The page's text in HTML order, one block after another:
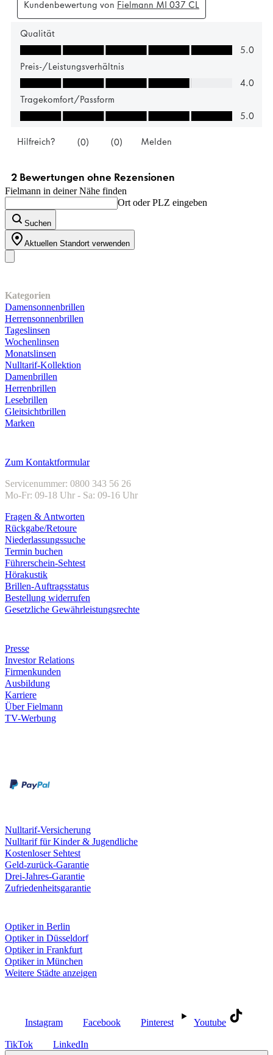
Fielmann in deiner Nähe finden
Ort oder PLZ eingeben
Suchen
Aktuellen Standort verwenden
Kategorien
Damensonnenbrillen
Herrensonnenbrillen
Tageslinsen
Wochenlinsen
Monatslinsen
Nulltarif-Kollektion
Damenbrillen
Herrenbrillen
Lesebrillen
Gleitsichtbrillen
Marken
Zum Kontaktformular
Servicenummer: 0800 343 56 26
Mo-Fr: 09-18 Uhr - Sa: 09-16 Uhr
Fragen & Antworten
Rückgabe/Retoure
Niederlassungssuche
Termin buchen
Führerschein-Sehtest
Hörakustik
Brillen-Auftragsstatus
Bestellung widerrufen
Gesetzliche Gewährleistungsrechte
Presse
Investor Relations
Firmenkunden
Ausbildung
Karriere
Über Fielmann
TV-Werbung
Nulltarif-Versicherung
Nulltarif für Kinder & Jugendliche
Kostenloser Sehtest
Geld-zurück-Garantie
Drei-Jahres-Garantie
Zufriedenheitsgarantie
Optiker in Berlin
Optiker in Düsseldorf
Optiker in Frankfurt
Optiker in München
Weitere Städte anzeigen
Instagram Facebook Pinterest Youtube
TikTok LinkedIn